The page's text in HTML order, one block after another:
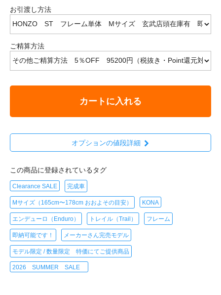
お引渡し方法
ご精算方法
カートに入れる
オプションの値段詳細
この商品に登録されているタグ
Clearance SALE 完成車
Mサイズ（165cm〜178cm おおよその目安） KONA
エンデューロ（Enduro） トレイル（Trail） フレーム
即納可能です！ メーカーさん完売モデル
モデル限定 / 数量限定 特価にてご提供商品
2026 SUMMER SALE